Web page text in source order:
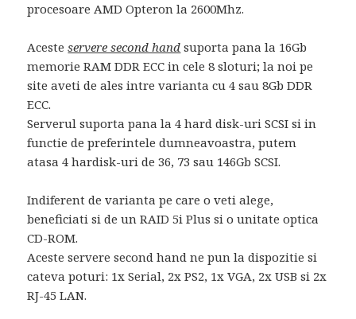
procesoare AMD Opteron la 2600Mhz.
Acesteservere second hand suporta pana la 16Gb
memorie RAM DDR ECC in cele 8 sloturi; la noi pe
site aveti de ales intre varianta cu 4 sau 8Gb DDR
ECC.
Serverul suporta pana la 4 hard disk-uri SCSI si in
functie de preferintele dumneavoastra, putem
atasa 4 hardisk-uri de 36, 73 sau 146Gb SCSI.
Indiferent de varianta pe care o veti alege,
beneficiati si de un RAID 5i Plus si o unitate optica
CD-ROM.
Aceste servere second hand ne pun la dispozitie si
cateva poturi: 1x Serial, 2x PS2, 1x VGA, 2x USB si 2x
RJ-45 LAN.